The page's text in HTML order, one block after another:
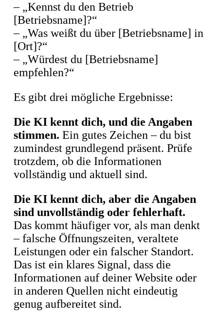
– „Kennst du den Betrieb
[Betriebsname]?“
– „Was weißt du über [Betriebsname] in
[Ort]?“
– „Würdest du [Betriebsname]
empfehlen?“
Es gibt drei mögliche Ergebnisse:
Die KI kennt dich, und die Angaben
stimmen. Ein gutes Zeichen – du bist
zumindest grundlegend präsent. Prüfe
trotzdem, ob die Informationen
vollständig und aktuell sind.
Die KI kennt dich, aber die Angaben
sind unvollständig oder fehlerhaft.
Das kommt häufiger vor, als man denkt
– falsche Öffnungszeiten, veraltete
Leistungen oder ein falscher Standort.
Das ist ein klares Signal, dass die
Informationen auf deiner Website oder
in anderen Quellen nicht eindeutig
genug aufbereitet sind.